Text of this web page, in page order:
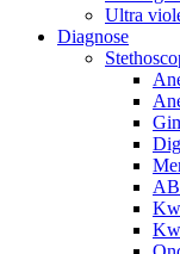
Ultra
Diagnose